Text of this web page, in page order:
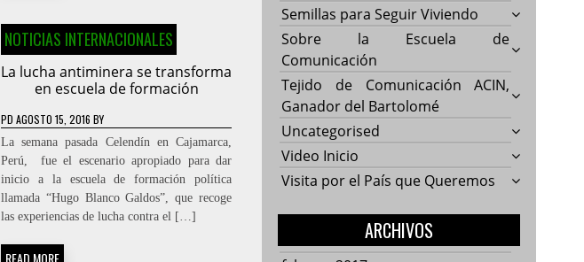
NOTICIAS INTERNACIONALES
La lucha antiminera se transforma
en escuela de formación
PD AGOSTO 15, 2016 BY
La semana pasada Celendín en Cajamarca,
Perú, fue el escenario apropiado para dar
inicio a la escuela de formación política
llamada “Hugo Blanco Galdos”, que recoge
las experiencias de lucha contra el […]
READ MORE
Semillas para Seguir Viviendo
Sobre la Escuela de
Comunicación
Tejido de Comunicación ACIN,
Ganador del Bartolomé
Uncategorised
Video Inicio
Visita por el País que Queremos
ARCHIVOS